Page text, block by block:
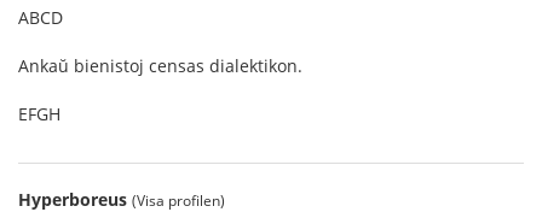
ABCD
Ankaŭ bienistoj censas dialektikon.
EFGH
Hyperboreus (Visa profilen)